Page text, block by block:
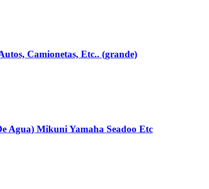
Camionetas, Etc.. (grande)
Agua) Mikuni Yamaha Seadoo Etc